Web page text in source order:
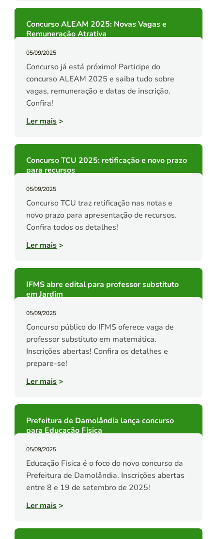
Concurso ALEAM 2025: Novas Vagas e
Remuneração Atrativa
05/09/2025
Concurso já está próximo! Participe do
concurso ALEAM 2025 e saiba tudo sobre
vagas, remuneração e datas de inscrição.
Confira!
Ler mais>
Concurso TCU 2025: retificação e novo prazo
para recursos
05/09/2025
Concurso TCU traz retificação nas notas e
novo prazo para apresentação de recursos.
Confira todos os detalhes!
Ler mais>
IFMS abre edital para professor substituto
em Jardim
05/09/2025
Concurso público do IFMS oferece vaga de
professor substituto em matemática.
Inscrições abertas! Confira os detalhes e
prepare-se!
Ler mais>
Prefeitura de Damolândia lança concurso
para Educação Física
05/09/2025
Educação Física é o foco do novo concurso da
Prefeitura de Damolândia. Inscrições abertas
entre 8 e 19 de setembro de 2025!
Ler mais>